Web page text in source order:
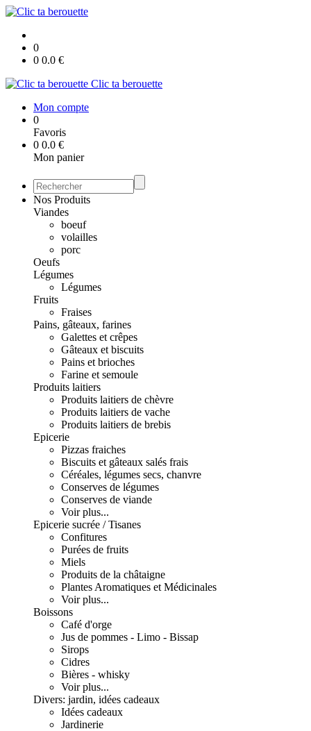
0
0 0.0 €
Clic ta berouette
Mon compte
0
Favoris
0 0.0 €
Mon panier
Nos Produits
Viandes
boeuf
volailles
porc
Oeufs
Légumes
Légumes
Fruits
Fraises
Pains, gâteaux, farines
Galettes et crêpes
Gâteaux et biscuits
Pains et brioches
Farine et semoule
Produits laitiers
Produits laitiers de chèvre
Produits laitiers de vache
Produits laitiers de brebis
Epicerie
Pizzas fraiches
Biscuits et gâteaux salés frais
Céréales, légumes secs, chanvre
Conserves de légumes
Conserves de viande
Voir plus...
Epicerie sucrée / Tisanes
Confitures
Purées de fruits
Miels
Produits de la châtaigne
Plantes Aromatiques et Médicinales
Voir plus...
Boissons
Café d'orge
Jus de pommes - Limo - Bissap
Sirops
Cidres
Bières - whisky
Voir plus...
Divers: jardin, idées cadeaux
Idées cadeaux
Jardinerie